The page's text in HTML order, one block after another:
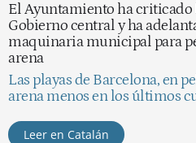
El Ayuntamiento ha criticado
Gobierno central y ha
maquinaria municipal para
arena
Las playas de Barcelona, en
arena menos en los últimos
Leer en Catalán